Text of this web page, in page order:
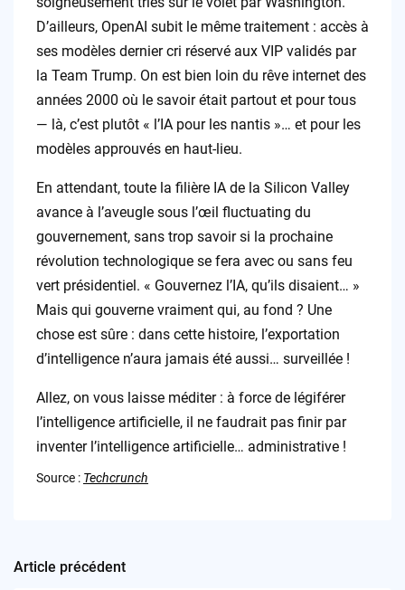
D’ailleurs, OpenAI subit le même traitement : accès à
ses modèles dernier cri réservé aux VIP validés par
la Team Trump. On est bien loin du rêve internet des
années 2000 où le savoir était partout et pour tous
— là, c’est plutôt « l’IA pour les nantis »… et pour les
modèles approuvés en haut-lieu.
En attendant, toute la filière IA de la Silicon Valley
avance à l’aveugle sous l’œil fluctuating du
gouvernement, sans trop savoir si la prochaine
révolution technologique se fera avec ou sans feu
vert présidentiel. « Gouvernez l’IA, qu’ils disaient… »
Mais qui gouverne vraiment qui, au fond ? Une
chose est sûre : dans cette histoire, l’exportation
d’intelligence n’aura jamais été aussi… surveillée !
Allez, on vous laisse méditer : à force de légiférer
l’intelligence artificielle, il ne faudrait pas finir par
inventer l’intelligence artificielle… administrative !
Source : Techcrunch
Post
Article précédent